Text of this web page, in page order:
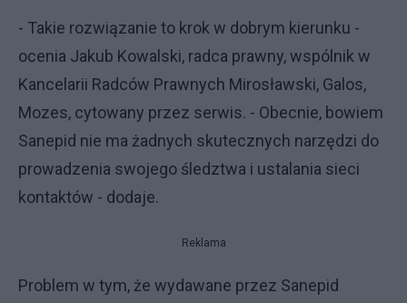
- Takie rozwiązanie to krok w dobrym kierunku -
ocenia Jakub Kowalski, radca prawny, wspólnik w
Kancelarii Radców Prawnych Mirosławski, Galos,
Mozes, cytowany przez serwis. - Obecnie, bowiem
Sanepid nie ma żadnych skutecznych narzędzi do
prowadzenia swojego śledztwa i ustalania sieci
kontaktów - dodaje.
Reklama
Problem w tym, że wydawane przez Sanepid